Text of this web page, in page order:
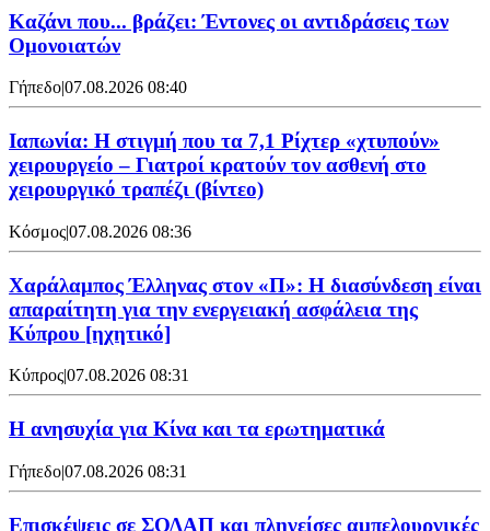
Καζάνι που... βράζει: Έντονες οι αντιδράσεις των
Ομονοιατών
Γήπεδο07.08.2026 08:40
Ιαπωνία: Η στιγμή που τα 7,1 Ρίχτερ «χτυπούν»
χειρουργείο – Γιατροί κρατούν τον ασθενή στο
χειρουργικό τραπέζι (βίντεο)
Κόσμος|07.08.2026 08:36
Χαράλαμπος Έλληνας στον «Π»: Η διασύνδεση είναι
απαραίτητη για την ενεργειακή ασφάλεια της
Κύπρου [ηχητικό]
Κύπρος|07.08.2026 08:31
Η ανησυχία για Κίνα και τα ερωτηματικά
Γήπεδο|07.08.2026 08:31
Επισκέψεις σε ΣΟΔΑΠ και πληγείσες αμπελουργικές